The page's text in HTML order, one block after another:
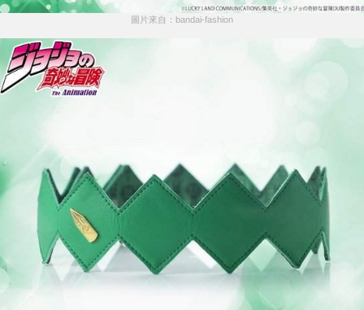
圖片來自：bandai-fashion